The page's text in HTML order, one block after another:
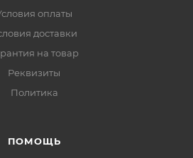
оплаты
доставки
на товар
Реквизиты
Политика
ПОМОЩЬ